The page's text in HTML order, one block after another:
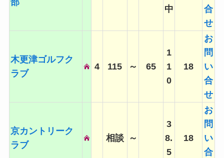
部
中
合
せ
木更津ゴルフク
ラブ
4 115 ～ 65
1
1
0
18
お
問
い
合
せ
京カントリーク
ラブ
相談 ～
3
8.
5
18
お
問
い
合